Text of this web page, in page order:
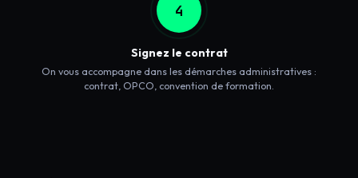
4
Signez le contrat
On vous accompagne dans les démarches administratives :
contrat, OPCO, convention de formation.